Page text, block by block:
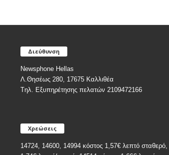
Διεύθυνση
Newsphone Hellas
Λ.Θησέως 280, 17675 Καλλιθέα
Tηλ. Εξυπηρέτησης πελατών 2109472166
Χρεώσεις
14724, 14600, 14994 κόστος 1,57€ λεπτό σταθερό,